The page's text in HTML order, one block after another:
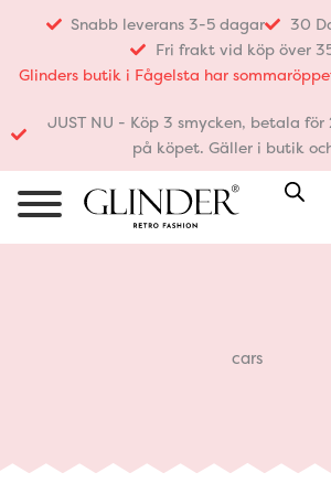
innehåll
Snabb leverans 3-5 dagar
30
Fri frakt vid köp över
Glinders butik i Fågelsta har
JUST NU - Köp 3 smycken, betala
på köpet. Gäller i butik
cars